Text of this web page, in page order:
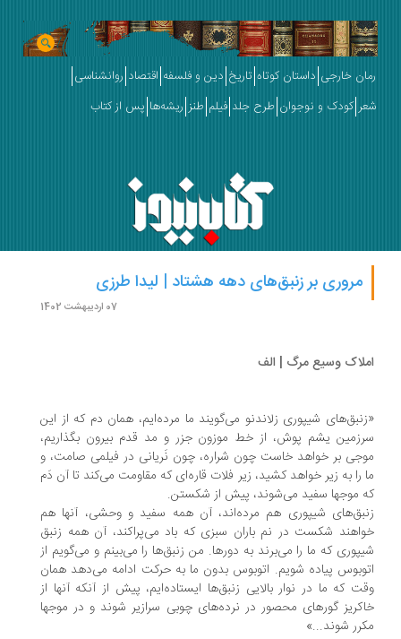
خارجی داستان کوتاه تاریخ دین و فلسفه اقتصاد روانشناسی
کودک و نوجوان طرح جلد فیلم طنز ریشه‌ها پس از کتاب
مروری بر زنبق‌های دهه هشتاد | لیدا طرزی
وسیع مرگ | الف
شیپوری زلاندنو می‌گویند ما مرده‌ایم، همان دم که از این
یشم پوش، از خط موزون جزر و مد قدم بیرون بگذاریم،
بر خواهد خاست چون شراره، چون نَریانی در فیلمی صامت، و
را به زیر خواهد کشید، زیر فلات قاره‌ای که مقاومت می‌کند تا آن دَم
موجها سفید می‌شوند، پیش از شکستن.
شیپوری هم مرده‌اند، آن همه سفید و وحشی، آنها هم
شکست در نم باران سبزی که باد می‌پراکند، آن همه زنبق
که ما را می‌برند به دورها. من زنبق‌ها را می‌بینم و می‌گویم از
پیاده شویم. اتوبوس بدون ما به حرکت ادامه می‌دهد همان
که ما در نوار بالایی زنبق‌ها ایستاده‌ایم، پیش از آنکه آنها از
گورهای محصور در نرده‌های چوبی سرازیر شوند و در موجها
شوند...»